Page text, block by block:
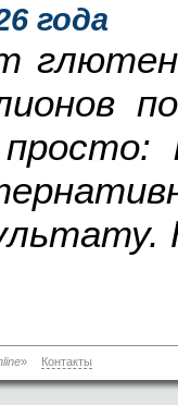
года
» Контакты